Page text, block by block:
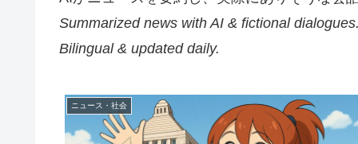
Summarized news with AI & fictional
Bilingual & updated daily.
ニュース・社会